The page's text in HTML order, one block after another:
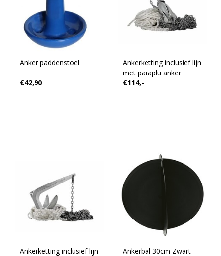
Anker paddenstoel
€42,90
Ankerketting inclusief lijn
met paraplu anker
€114,-
Ankerketting inclusief lijn
Ankerbal 30cm Zwart